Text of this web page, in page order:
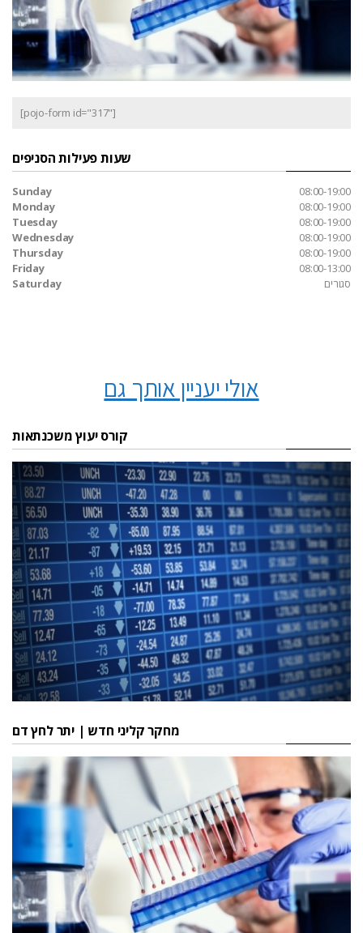
[pojo-form id="317"]
שעות פעילות הסניפים
Sunday
08:00-19:00
Monday
08:00-19:00
Tuesday
08:00-19:00
Wednesday
08:00-19:00
Thursday
08:00-19:00
Friday
08:00-13:00
Saturday
סגורים
אולי יעניין אותך גם
קורס יעוץ משכנתאות
מחקר קליני חדש | יתר לחץ דם